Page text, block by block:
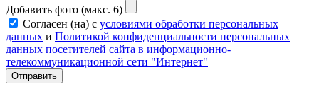
Добавить фото (макс. 6)
Согласен (на) с условиями обработки персональных
данных и Политикой конфиденциальности персональных
данных посетителей сайта в информационно-
телекоммуникационной сети "Интернет"
Отправить